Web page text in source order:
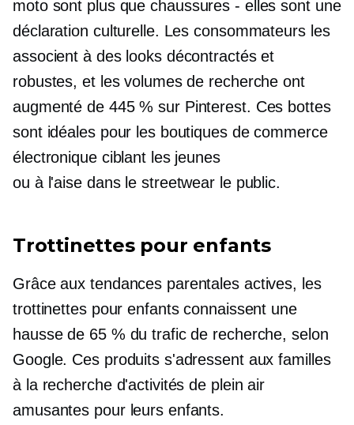
moto sont plus quechaussures - elles sontune
déclaration culturelle. Les consommateurs les
associent à des looks décontractés et
robustes, et les volumes de recherche ont
augmenté de 445 % sur Pinterest. Ces bottes
sont idéales pour les boutiques de commerce
électronique ciblant les jeunes
ou à l'aise dans le streetwear le public.
Trottinettes pour enfants
Grâce aux tendances parentales actives, les
trottinettes pour enfants connaissent une
hausse de 65 % du trafic de recherche, selon
Google. Ces produits s'adressent aux familles
à la recherche d'activités de plein air
amusantes pour leurs enfants.